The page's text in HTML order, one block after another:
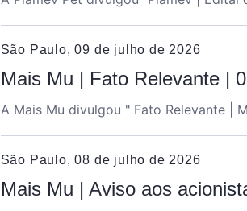
São Paulo, 09 de julho de 2026
Mais Mu | Fato Relevante |
A Mais Mu divulgou " Fato Relevante |
São Paulo, 08 de julho de 2026
Mais Mu | Aviso aos